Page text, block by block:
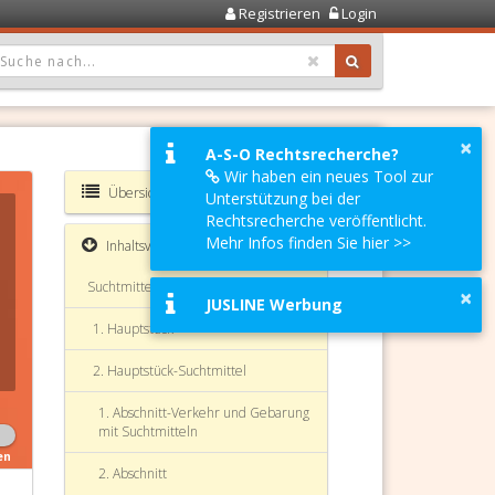
Registrieren Login
GEWÄHLTER WERT IST ALLE
Übersicht SMG
Inhaltsverzeichnis
Suchtmittelgesetz (SMG)
1. Hauptstück
2. Hauptstück-Suchtmittel
1. Abschnitt-Verkehr und Gebarung
mit Suchtmitteln
2. Abschnitt
×
A-S-O Rechtsrecherche?
Wir haben ein neues Tool zur
Unterstützung bei der
Rechtsrecherche veröffentlicht.
Mehr Infos finden Sie hier >>
×
JUSLINE Werbung